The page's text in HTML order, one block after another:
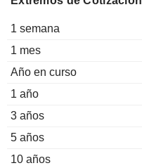
1 semana
1 mes
Año en curso
1 año
3 años
5 años
10 años